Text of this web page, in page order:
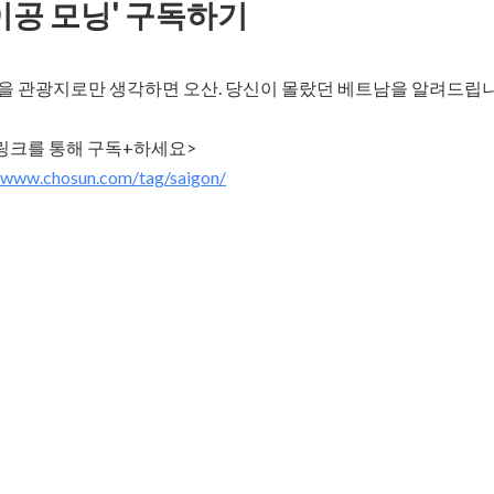
공 모닝' 구독하기
관광지로만 생각하면 오산. 당신이 몰랐던 베트남을 알려드립
tag/saigon/